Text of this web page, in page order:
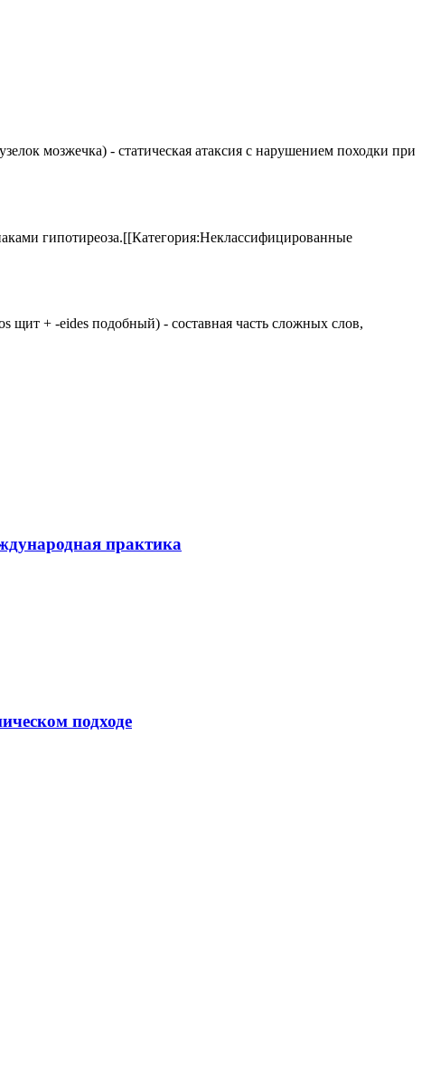
мозжечка) - статическая атаксия с нарушением походки при
гипотиреоза.[[Категория:Неклассифицированные
щит + -eides подобный) - составная часть сложных слов,
практика
подходе